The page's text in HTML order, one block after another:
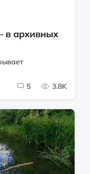
в архивных
5 3.8K